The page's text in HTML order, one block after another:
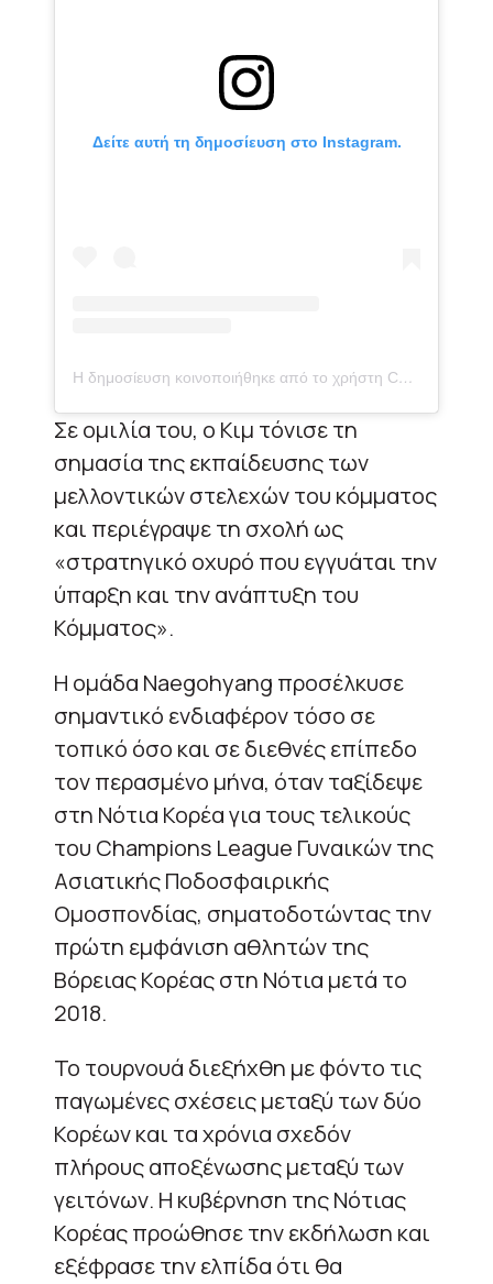
Δείτε αυτή τη δημοσίευση στο Instagram.
Η δημοσίευση κοινοποιήθηκε από το χρήστη CNN (@cnn)
Σε ομιλία του, ο Κιμ τόνισε τη
σημασία της εκπαίδευσης των
μελλοντικών στελεχών του κόμματος
και περιέγραψε τη σχολή ως
«στρατηγικό οχυρό που εγγυάται την
ύπαρξη και την ανάπτυξη του
Κόμματος».
Η ομάδα Naegohyang προσέλκυσε
σημαντικό ενδιαφέρον τόσο σε
τοπικό όσο και σε διεθνές επίπεδο
τον περασμένο μήνα, όταν ταξίδεψε
στη Νότια Κορέα για τους τελικούς
του Champions League Γυναικών της
Ασιατικής Ποδοσφαιρικής
Ομοσπονδίας, σηματοδοτώντας την
πρώτη εμφάνιση αθλητών της
Βόρειας Κορέας στη Νότια μετά το
2018.
Το τουρνουά διεξήχθη με φόντο τις
παγωμένες σχέσεις μεταξύ των δύο
Κορέων και τα χρόνια σχεδόν
πλήρους αποξένωσης μεταξύ των
γειτόνων. Η κυβέρνηση της Νότιας
Κορέας προώθησε την εκδήλωση και
εξέφρασε την ελπίδα ότι θα